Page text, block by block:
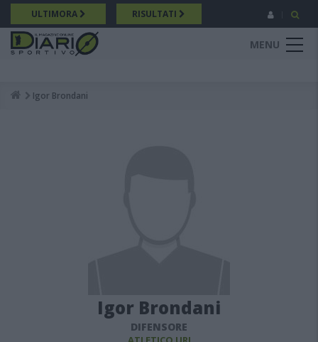
Salta
al
contenuto
principale
ULTIMORA RISULTATI
MENU
Breadcrumb
Igor Brondani
Igor Brondani
DIFENSORE